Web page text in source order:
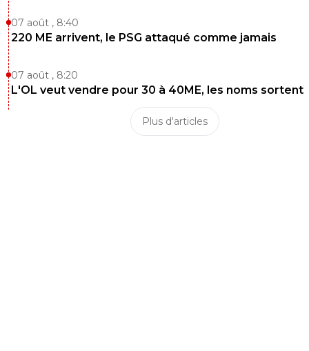
07 août , 8:40
220 ME arrivent, le PSG attaqué comme jamais
07 août , 8:20
L'OL veut vendre pour 30 à 40ME, les noms sortent
Plus d'articles